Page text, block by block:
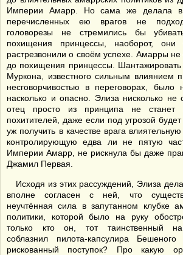
Империи Амарр. Но сама же делала
перечисленных ею врагов не
головорезы не стремились бы
похищения принцессы, наоборот,
растрезвонили о своём успехе. Амарры не
до похищения принцессы.
Муркона, известного сильным влиянием
несговорчивостью в переговорах, было
насколько и опасно. Элиза нисколько не
отец просто из принципа не станет
похитителей, даже если под угрозой
уж получить в качестве врага
контролирующую едва ли не пятую
Империи Амарр, не рискнула бы даже
Джамил Первая.
Исходя из этих рассуждений, Элиза
вполне согласен с ней, что
неучтённая сила в запутанном клубке
политики, которой было на руку
только кто он, тот таинственный
соблазнил пилота-капсулира
рискованный поступок? Про какую